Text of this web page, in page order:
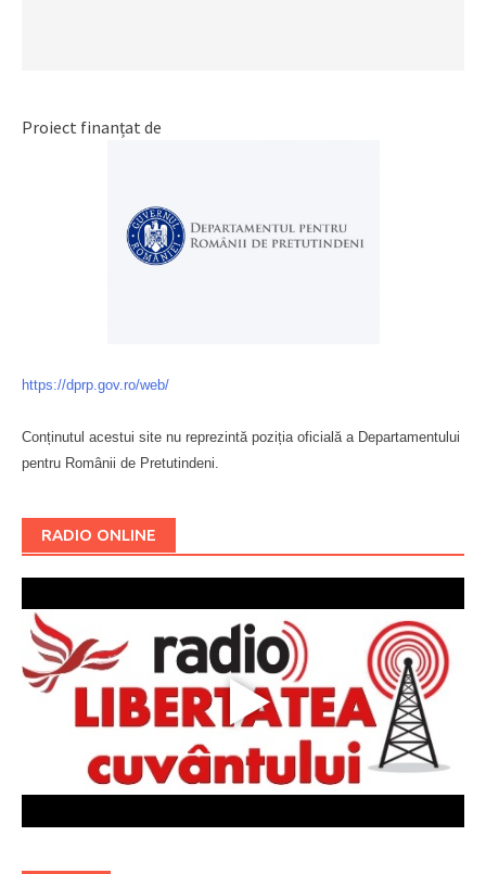
Proiect finanțat de
https://dprp.gov.ro/web/
Conținutul acestui site nu reprezintă poziția oficială a Departamentului
pentru Românii de Pretutindeni.
RADIO ONLINE